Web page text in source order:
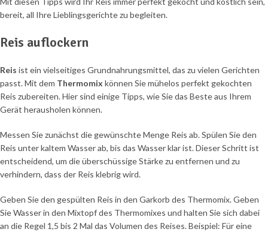
bereit, all Ihre Lieblingsgerichte zu begleiten.
Reis auflockern
Reis ist ein vielseitiges Grundnahrungsmittel, das zu vielen Gerichten
passt. Mit dem Thermomix können Sie mühelos perfekt gekochten
Reis zubereiten. Hier sind einige Tipps, wie Sie das Beste aus Ihrem
Gerät herausholen können.
Messen Sie zunächst die gewünschte Menge Reis ab. Spülen Sie den
Reis unter kaltem Wasser ab, bis das Wasser klar ist. Dieser Schritt ist
entscheidend, um die überschüssige Stärke zu entfernen und zu
verhindern, dass der Reis klebrig wird.
Geben Sie den gespülten Reis in den Garkorb des Thermomix. Geben
Sie Wasser in den Mixtopf des Thermomixes und halten Sie sich dabei
an die Regel 1,5 bis 2 Mal das Volumen des Reises. Beispiel: Für eine